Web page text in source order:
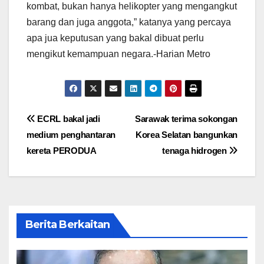
kombat, bukan hanya helikopter yang mengangkut
barang dan juga anggota,” katanya yang percaya
apa jua keputusan yang bakal dibuat perlu
mengikut kemampuan negara.-Harian Metro
Post
navigation
Sarawak terima sokongan
Korea Selatan bangunkan
tenaga hidrogen
ECRL bakal jadi
medium penghantaran
kereta PERODUA
Berita Berkaitan